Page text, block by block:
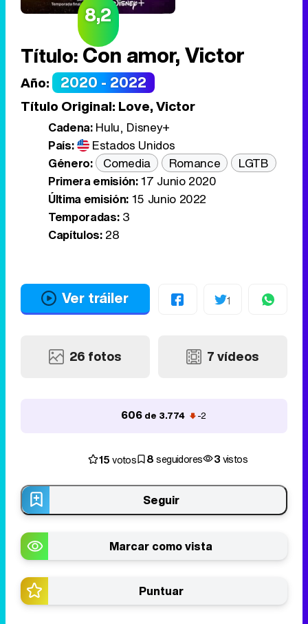
8,2
Título:Con amor, Victor
Año: 2020 - 2022
Título Original: Love, Victor
Cadena:Hulu, Disney+
País:
Estados Unidos
Género:
Comedia Romance
LGTB
Primera emisión:17 Junio 2020
Última emisión:15 Junio 2022
Temporadas:3
Capítulos:28
Ver tráiler 1
26 fotos 7 vídeos
606de 3.774 -2
15votos 8seguidores 3vistos
Seguir
Marcar como vista
Puntuar